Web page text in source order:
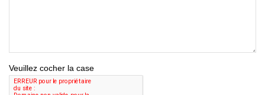
Veuillez cocher la case